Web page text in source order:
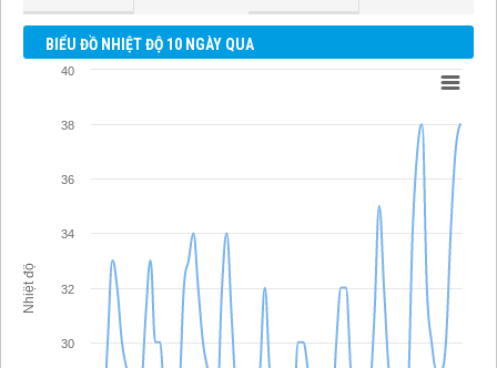
BIỂU ĐỒ NHIỆT ĐỘ 10 NGÀY QUA
Nhiệt độ
30
32
34
36
38
40